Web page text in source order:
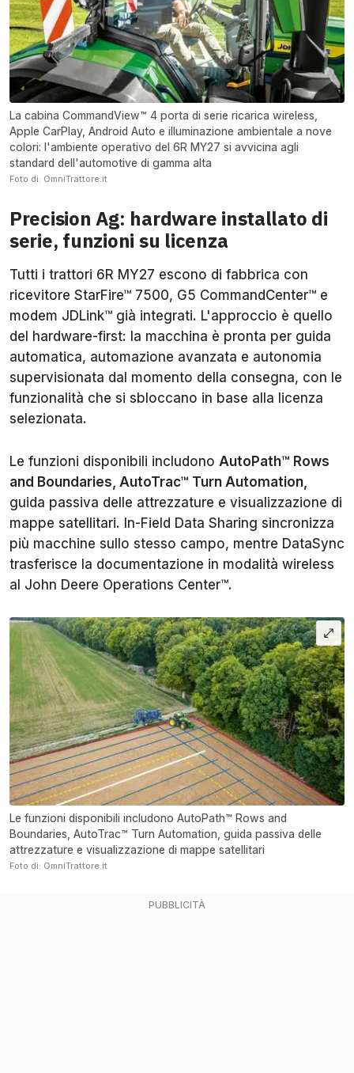
La cabina CommandView™ 4 porta di serie ricarica wireless,
Apple CarPlay, Android Auto e illuminazione ambientale a nove
colori: l'ambiente operativo del 6R MY27 si avvicina agli
standard dell'automotive di gamma alta
Foto di: OmniTrattore.it
Precision Ag: hardware installato di
serie, funzioni su licenza
Tutti i trattori 6R MY27 escono di fabbrica con
ricevitore StarFire™ 7500, G5 CommandCenter™ e
modem JDLink™ già integrati. L'approccio è quello
del hardware-first: la macchina è pronta per guida
automatica, automazione avanzata e autonomia
supervisionata dal momento della consegna, con le
funzionalità che si sbloccano in base alla licenza
selezionata.
Le funzioni disponibili includono AutoPath™ Rows
and Boundaries, AutoTrac™ Turn Automation,
guida passiva delle attrezzature e visualizzazione di
mappe satellitari. In-Field Data Sharing sincronizza
più macchine sullo stesso campo, mentre DataSync
trasferisce la documentazione in modalità wireless
al John Deere Operations Center™.
Le funzioni disponibili includono AutoPath™ Rows and
Boundaries, AutoTrac™ Turn Automation, guida passiva delle
attrezzature e visualizzazione di mappe satellitari
Foto di: OmniTrattore.it